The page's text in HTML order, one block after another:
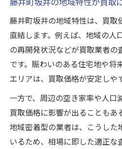
買取を円滑に進める
売却成功のために押
術
藤井町坂井での買取
現地調査が買取手続
失敗しない買取のた
藤井町坂井の地域特性は、買取
直結します。例えば、地域の人
の再開発状況などが買取業者の
です。賑わいのある住宅地や将
エリアは、買取価格が安定しや
一方で、周辺の空き家率や人口
買取価格に影響が出ることもあ
地域密着型の業者は、こうした
いるため、相場に即した適正な